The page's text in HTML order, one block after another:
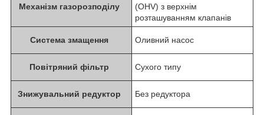
Механізм газорозподілу
(OHV) з верхнім
розташуванням клапанів
Система змащення Оливний насос
Повітряний фільтр Сухого типу
Знижувальний редуктор Без редуктора